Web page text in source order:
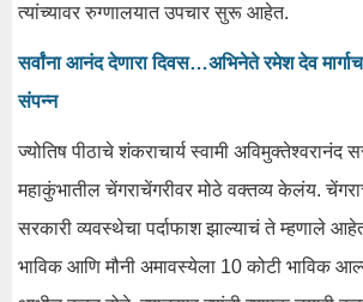
त्यांच्यावर रुग्णालयात उपचार सुरू आहेत.
सर्वांना आनंद देणारा दिवस…अभिनेते रमेश देव
संपन्न
ज्योतिष पीठाचे शंकराचार्य स्वामी अविमुक्तेश्वरानंद
महाकुंभातील चेंगराचेंगरीवर मोठे वक्तव्य केलंय.
सरकारी व्यवस्थेचा पर्दाफाश झाल्याचं ते म्हणाले
भाविक आणि मौनी अमावस्येला 10 कोटी भाविक